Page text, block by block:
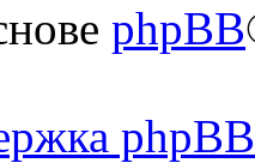
phpBB
phpBB